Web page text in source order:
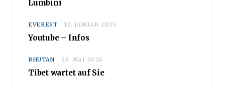
Lumbini
EVEREST 12. JANUAR 2025
Youtube – Infos
BHUTAN 29. MAI 2024
Tibet wartet auf Sie